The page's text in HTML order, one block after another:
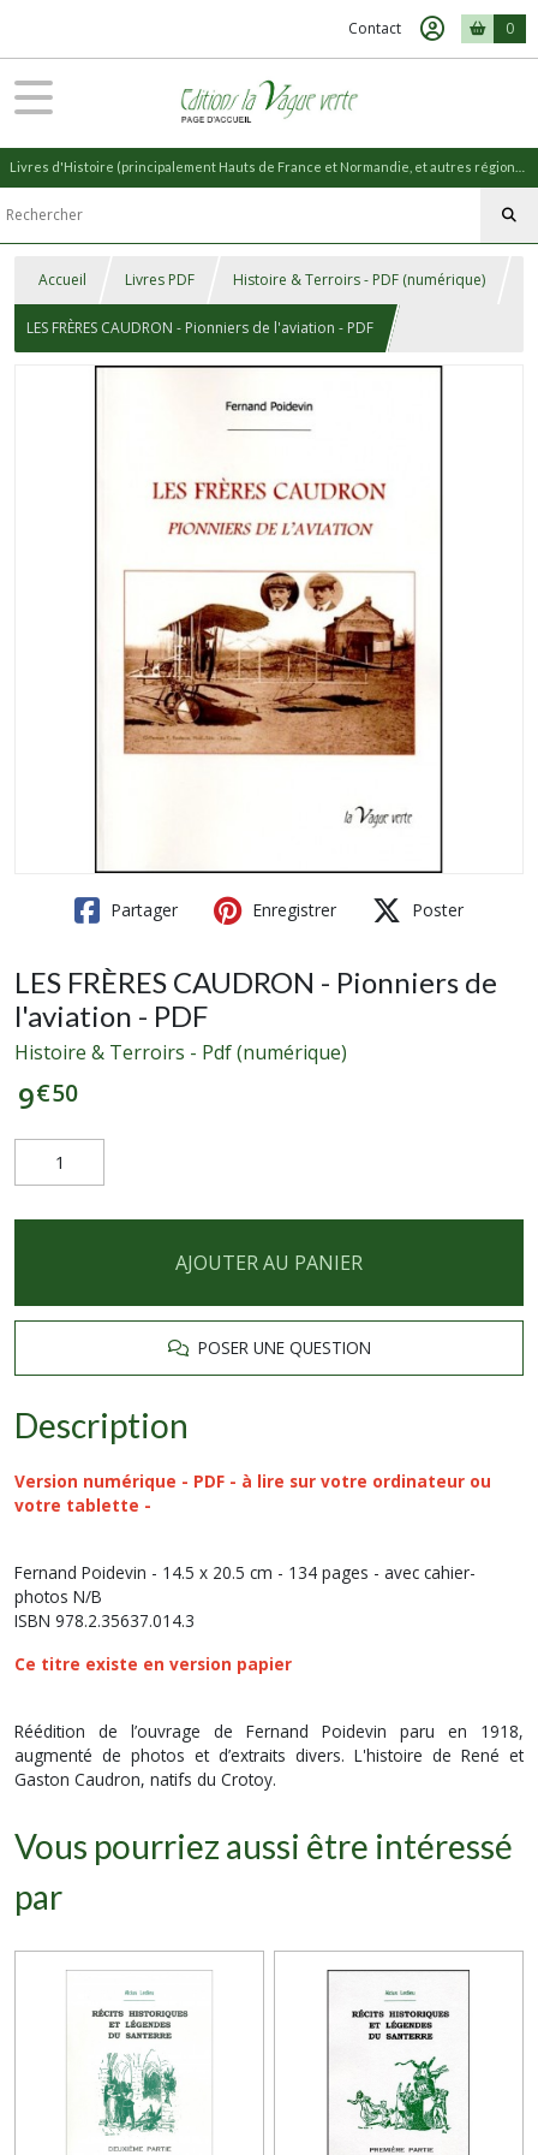
Contact 0
Accueil Livres PDF Histoire & Terroirs - PDF (numérique)
LES FRÈRES CAUDRON - Pionniers de l'aviation - PDF
Partager Enregistrer Poster
LES FRÈRES CAUDRON - Pionniers de
l'aviation - PDF
Histoire & Terroirs - Pdf (numérique)
9€50
AJOUTER AU PANIER
POSER UNE QUESTION
Description
Version numérique - PDF - à lire sur votre ordinateur ou
votre tablette -
Fernand Poidevin - 14.5 x 20.5 cm - 134 pages - avec cahier-
photos N/B
ISBN 978.2.35637.014.3
Ce titre existe en version papier
Réédition de l’ouvrage de Fernand Poidevin paru en 1918,
augmenté de photos et d’extraits divers. L'histoire de René et
Gaston Caudron, natifs du Crotoy.
Vous pourriez aussi être intéressé
par